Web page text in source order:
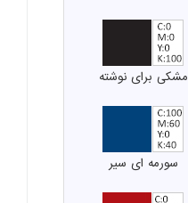
مشکی برای نوشته
سورمه ای سیر